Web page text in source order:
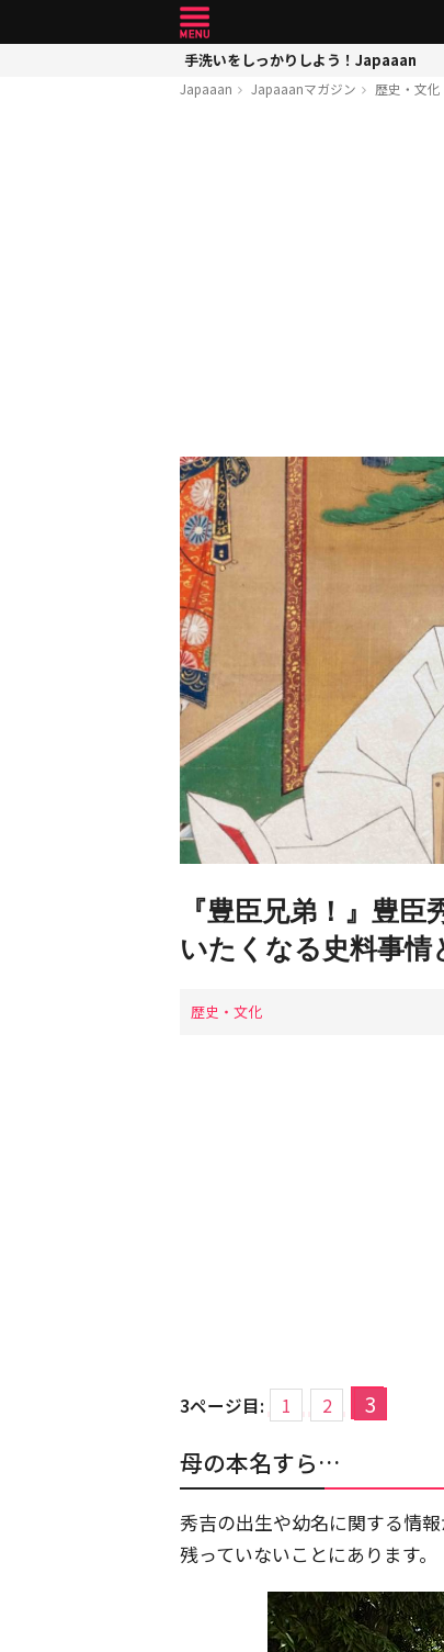
手洗いをしっかりしよう！Japaaan
Japaaan Japaaanマガジン 歴史・文化
『豊臣兄弟！』豊
いたくなる史料事情
歴史・文化
3ページ目: 1 2 3
母の本名すら…
秀吉の出生や幼名に関する情
残っていないことにあります。